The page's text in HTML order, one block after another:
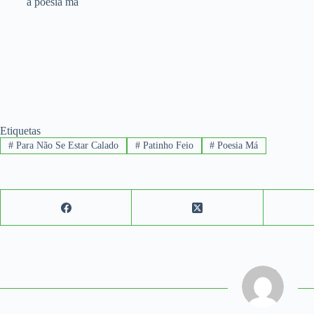
Etiquetas
#Para Não Se Estar Calado #Patinho Feio # Poesia Má